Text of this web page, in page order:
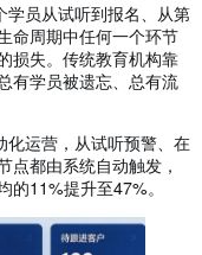
学员从试听到报名、从第
命周期中任何一个环节
损失。传统教育机构靠
有学员被遗忘、总有流
运营，从试听预警、在
点都由系统自动触发，
的11%提升至47%。